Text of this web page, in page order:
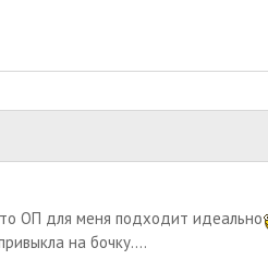
ОП для меня подходит идеально
на бочку....